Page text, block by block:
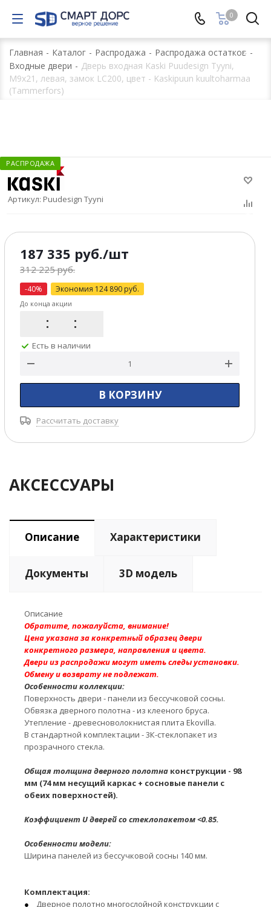
0
Главная - Каталог - Распродажа - Распродажа остатков -
Входные двери - Дверь входная Kaski Puudesign Tyyni,
М9x21, левая, замок LC200, цвет - Kaskipuun kuultoharmaa
(Tammerfors)
РАСПРОДАЖА
Артикул: Puudesign Tyyni
187 335 руб./шт
312 225руб.
-40% Экономия 124 890 руб.
До конца акции
Есть в наличии
В КОРЗИНУ
Рассчитать доставку
АКСЕССУАРЫ
Описание Характеристики
Документы 3D модель
Описание
Обратите, пожалуйста, внимание!
Цена указана за конкретный образец двери
конкретного размера, направления и цвета.
Двери из распродажи могут иметь следы установки.
Обмену и возврату не подлежат.
Особенности коллекции:
Поверхность двери - панели из бессучковой сосны.
Обвязка дверного полотна - из клееного бруса.
Утепление - древесноволокнистая плита Ekovilla.
В стандартной комплектации - 3К-стеклопакет из
прозрачного стекла.
Общая толщина дверного полотна конструкции - 98
мм (74 мм несущий каркас + сосновые панели с
обеих поверхностей).
Коэффициент U дверей со стеклопакетом<0.85.
Особенности модели:
Ширина панелей из бессучковой сосны 140 мм.
Комплектация:
Дверное полотно многослойной конструкции с